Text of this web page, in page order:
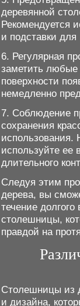
деревянной
Рекомендуется
и подставки для
6. Регулярная
заметить
поверхности
немедленно
7. Соблюдение
сохранения
использования.
используйте ее
длительного
Следуя этим
дерева, вы
течение
столешницы,
правдой на
Столешницы из
и дизайна,